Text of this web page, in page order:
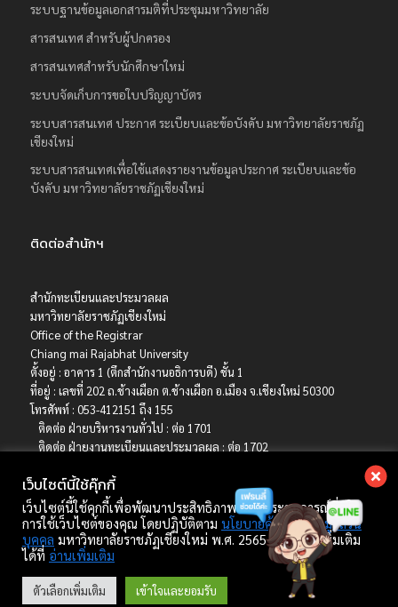
ระบบฐานข้อมูลเอกสารมติที่ประชุมมหาวิทยาลัย
สารสนเทศ สำหรับผู้ปกครอง
สารสนเทศสำหรับนักศึกษาใหม่
ระบบจัดเก็บการขอใบปริญญาบัตร
ระบบสารสนเทศ ประกาศ ระเบียบและข้อบังคับ มหาวิทยาลัยราชภัฏ
เชียงใหม่
ระบบสารสนเทศเพื่อใช้แสดงรายงานข้อมูลประกาศ ระเบียบและข้อ
บังคับ มหาวิทยาลัยราชภัฏเชียงใหม่
ติดต่อสำนักฯ
สำนักทะเบียนและประมวลผล
มหาวิทยาลัยราชภัฏเชียงใหม่
Office of the Registrar
Chiang mai Rajabhat University
ตั้งอยู่ : อาคาร 1 (ตึกสำนักงานอธิการบดี) ชั้น 1
ที่อยู่ : เลขที่ 202 ถ.ช้างเผือก ต.ช้างเผือก อ.เมือง จ.เชียงใหม่ 50300
โทรศัพท์ : 053-412151 ถึง 155
ติดต่อ ฝ่ายบริหารงานทั่วไป : ต่อ 1701
ติดต่อ ฝ่ายงานทะเบียนและประมวลผล : ต่อ 1702
ติดต่อ ฝ่ายรับเข้าศึกษา : ต่อ 1704
เบอร์มือถือ : 06-4786-8392
E-mail : registrar@cmru.ac.th
Copyright © 2022 สำนักทะเบียนและประมวลผล มหาวิทยาลัยราชภัฏเชียงใหม่.
developed by Winai Kankhat.
เว็บไซต์นี้ใช้คุ๊กกี้
เว็บไซต์นี้ใช้คุกกี้เพื่อพัฒนาประสิทธิภาพ และประสบการณ์ที่ดีใน
การใช้เว็บไซต์ของคุณ โดยปฏิบัติตาม นโยบายคุ้มครองข้อมูลส่วน
บุคคล มหาวิทยาลัยราชภัฏเชียงใหม่ พ.ศ. 2565 ศึกษาเพิ่มเติม
ได้ที่ อ่านเพิ่มเติม
ตัวเลือกเพิ่มเติม เข้าใจและยอมรับ